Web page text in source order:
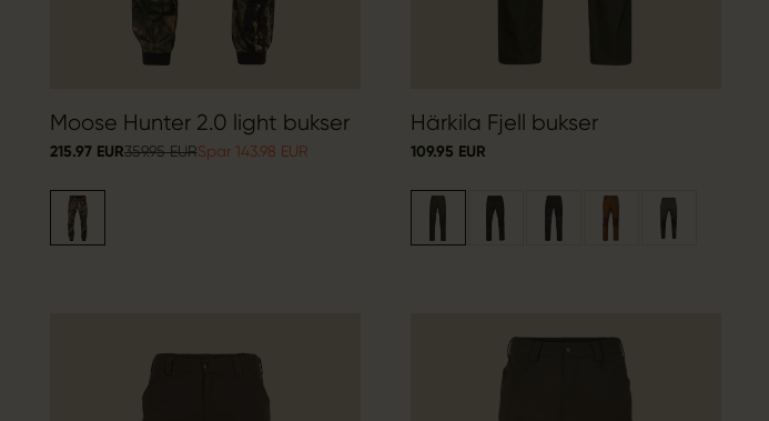
Moose Hunter 2.0 light bukser
215.97 EUR359.95 EURSpar 143.98 EUR
Härkila Fjell bukser
109.95 EUR